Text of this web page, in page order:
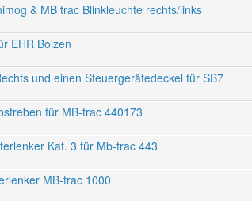
& MB trac Blinkleuchte rechts/links
EHR Bolzen
und einen Steuergerätedeckel für SB7
für MB-trac 440173
Kat. 3 für Mb-trac 443
MB-trac 1000